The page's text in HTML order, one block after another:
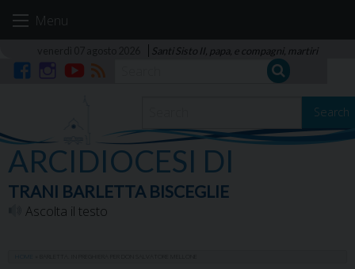
Menu
Santi Sisto II, papa, e compagni, martiri
Search
ARCIDIOCESI DI
TRANI BARLETTA BISCEGLIE
Ascolta il testo